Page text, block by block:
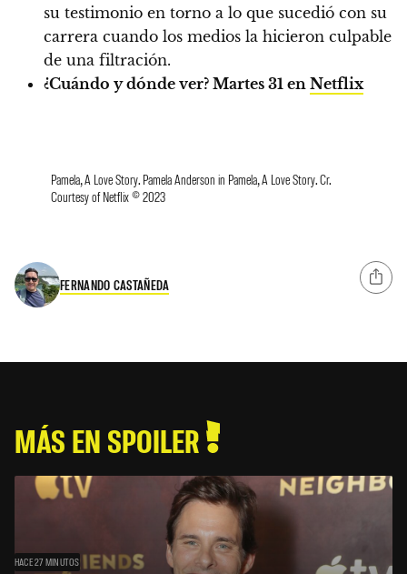
su testimonio en torno a lo que sucedió con su
carrera cuando los medios la hicieron culpable
de una filtración.
¿Cuándo y dónde ver? Martes 31 en Netflix
Pamela, A Love Story. Pamela Anderson in Pamela, A Love Story. Cr.
Courtesy of Netflix © 2023
FERNANDO CASTAÑEDA
MÁS EN SPOILER
HACE 27 MINUTOS